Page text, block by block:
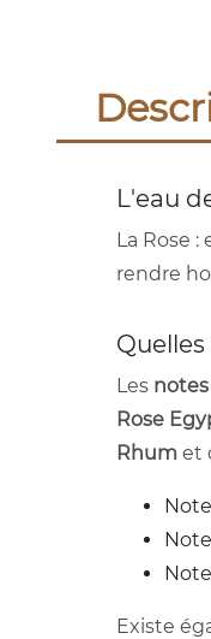
L'eau
La Rose
rendre
Les
Rose
Rhum et
Existe